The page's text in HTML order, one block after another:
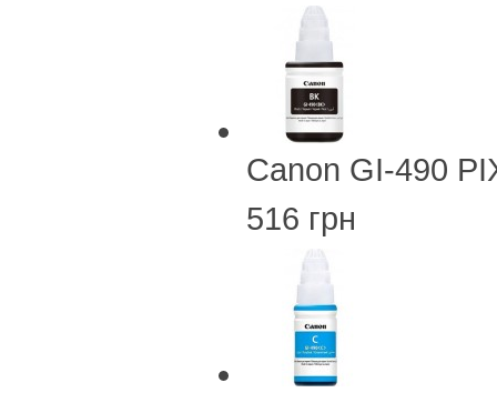
Canon GI-490
516 грн